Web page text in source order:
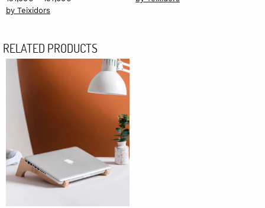
157,00€
by Teixidors
RELATED PRODUCTS